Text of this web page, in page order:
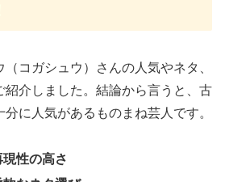
コガシュウ）さんの人気やネタ、
紹介しました。結論から言うと、古
に人気があるものまね芸人です。
性の高さ